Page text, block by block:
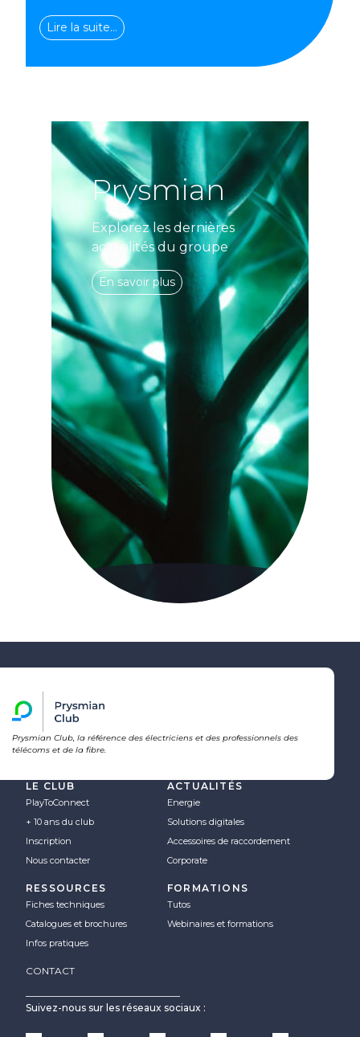
Lire la suite…
Prysmian
Explorez les dernières
actualités du groupe
En savoir plus
Prysmian Club, la référence des électriciens et des professionnels des
télécoms et de la fibre.
LE CLUB
PlayToConnect
+ 10 ans du club
Inscription
Nous contacter
ACTUALITÉS
Energie
Solutions digitales
Accessoires de raccordement
Corporate
RESSOURCES
Fiches techniques
Catalogues et brochures
Infos pratiques
FORMATIONS
Tutos
Webinaires et formations
CONTACT
Suivez-nous sur les réseaux sociaux :